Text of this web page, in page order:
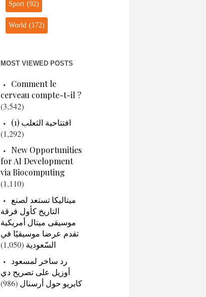
Sport(92)
World(172)
MOST VIEWED POSTS
Comment le
cerveau compte-t-il ?
(3,542)
افتتاحية الثعلب (1)
(1,292)
New Opportunities
for AI Development
via Biocomputing
(1,110)
ميتاليكا تستعد لصنع
التاريخ كأول فرقة
موسيقى ميتال أمريكية
تقدم عرضا موسيقيًا في
السّعودية (1,050)
رد ساخر لمسعود
أوزيل على تصريح دي
كابريو حول أرسنال (986)